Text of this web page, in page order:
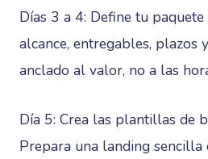
Días 3 a 4: Define tu
alcance, entregables, plazos
anclado al valor, no a las
Día 5: Crea las plantillas de
Prepara una landing sencilla